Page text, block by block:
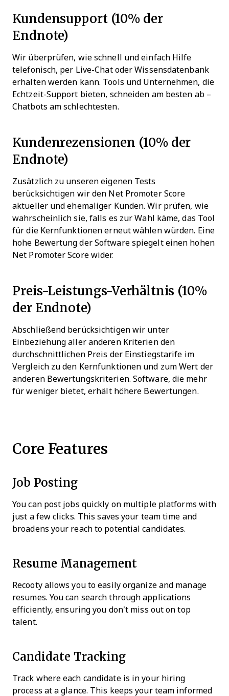
Kundensupport (10% der
Endnote)
Wir überprüfen, wie schnell und einfach Hilfe
telefonisch, per Live-Chat oder Wissensdatenbank
erhalten werden kann. Tools und Unternehmen, die
Echtzeit-Support bieten, schneiden am besten ab –
Chatbots am schlechtesten.
Kundenrezensionen (10% der
Endnote)
Zusätzlich zu unseren eigenen Tests
berücksichtigen wir den Net Promoter Score
aktueller und ehemaliger Kunden. Wir prüfen, wie
wahrscheinlich sie, falls es zur Wahl käme, das Tool
für die Kernfunktionen erneut wählen würden. Eine
hohe Bewertung der Software spiegelt einen hohen
Net Promoter Score wider.
Preis-Leistungs-Verhältnis (10%
der Endnote)
Abschließend berücksichtigen wir unter
Einbeziehung aller anderen Kriterien den
durchschnittlichen Preis der Einstiegstarife im
Vergleich zu den Kernfunktionen und zum Wert der
anderen Bewertungskriterien. Software, die mehr
für weniger bietet, erhält höhere Bewertungen.
Core Features
Job Posting
You can post jobs quickly on multiple platforms with
just a few clicks. This saves your team time and
broadens your reach to potential candidates.
Resume Management
Recooty allows you to easily organize and manage
resumes. You can search through applications
efficiently, ensuring you don’t miss out on top
talent.
Candidate Tracking
Track where each candidate is in your hiring
process at a glance. This keeps your team informed